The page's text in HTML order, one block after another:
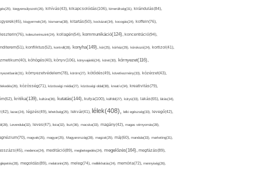
kiegyensúlyozott(26), kihívás(43), kikapcsolódás(106), kimerültség(31), kirándulás(84),
kisgyermek(34), kismama(38), kitartás(50), kockázat(34), kocogás(24), koffein(76),
koleszterinszint(24), kollagén(54), kommunikáció(124), koncentráció(94),
konfliktus(52), kontroll(28), konyha(149), kór(25), kórház(29), kórokozó(24), kortizol(41),
köhögés(40), könyv(106), könyvajánló(24), köret(30), környezet(116),
környezetvédelem(78), köröm(27), kötődés(49), következmény(33), közérzet(43),
közösség(71), közösségi média(27), közösségi oldal(38), kreatív(34), kreativitás(79),
kritika(139), kultúra(36), kutatás(144), kutya(100), külföld(27), kütyü(33), lakás(65), látás(34),
lazac(24), légzés(49), lehetőség(25), lekvár(41), lélek(408), lelki egészség(33), levegő(42),
Levendula(32), leves(47), lista(32), liszt(36), macska(33), magány(42), magas vérnyomás(28),
magvak(25), magyar(25), Magyarország(28), magzat(25), máj(60), mandula(33), marketing(31),
medence(24), meditáció(89), megbetegedés(24), megelőzés(164), megfázás(89),
megoldás(89), melatonin(29), meleg(74), mellékhatás(24), memória(72), mennyiség(26),